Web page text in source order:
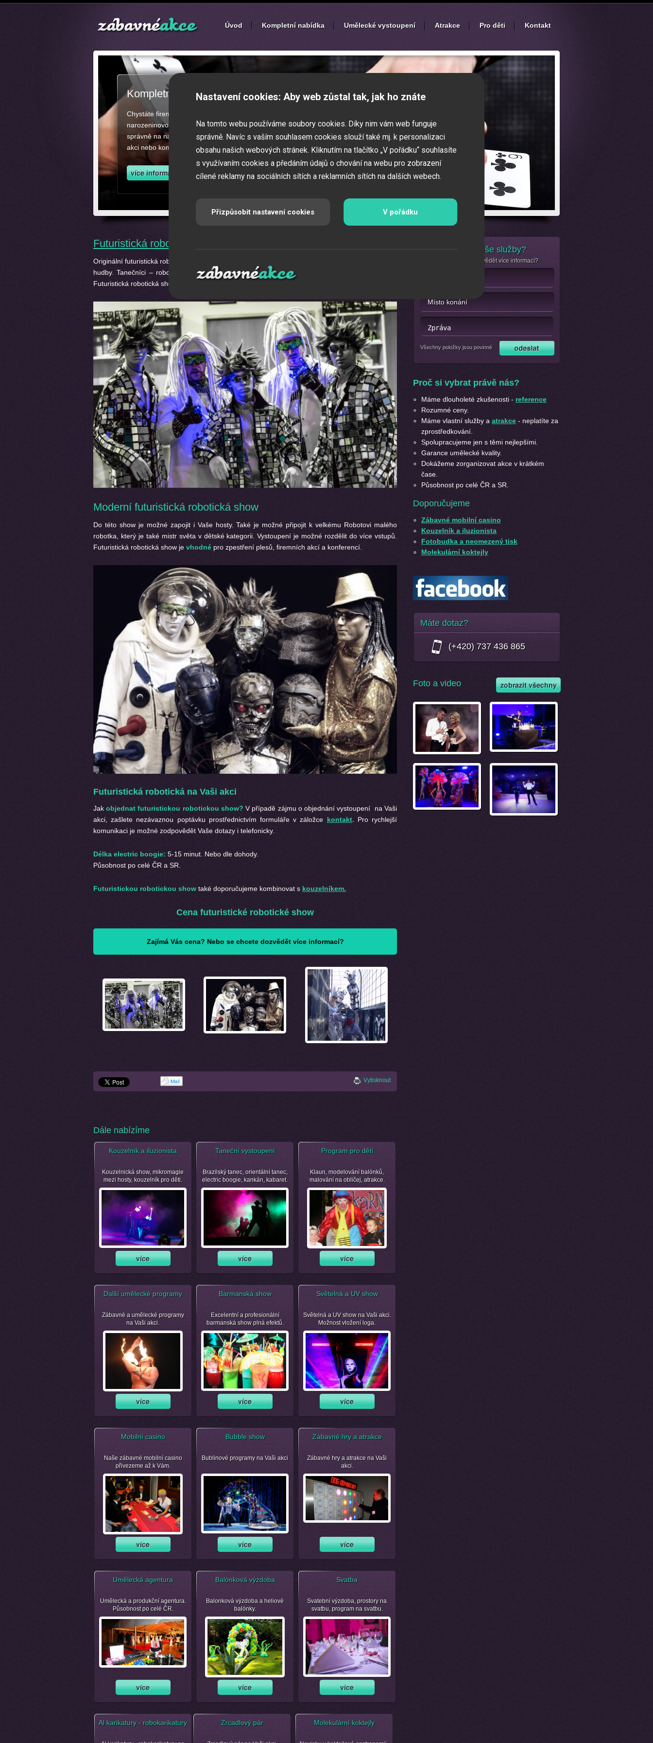
Úvod Kompletní nabídka Umělecké vystoupení Atrakce Pro děti Kontakt
Kompletní zajištěnízábavných akcí
Chystáte firemní akci, večírek nebo ples? Připravujete svatbu,
narozeninovou oslavu či zábavné představení pro děti? Pak jste
správně na našich stránkách. Zajistíme Vám jednotlivé umělce na Vaši
akci nebo kompletní zajištění zábavných a firemních akcí.
Futuristická robotická show
Originální futuristická robotická show na Vaši akci. Vystoupení je prováděno za doprovodu moderní
hudby. Tanečníci – roboti, přijdou na podium. Kde rozjedou svoji světelnou robo taneční show.
Futuristická robotická show bude patřit mezi ty nejlepší okamžiky a zážitky večera.
Moderní futuristická robotická show
Do této show je možné zapojit i Vaše hosty. Také je možné připojit k velkému Robotovi malého
robotka, který je také mistr světa v dětské kategorii. Vystoupení je možné rozdělit do více vstupů.
Futuristická robotická show je vhodné pro zpestření plesů, firemních akcí a konferencí.
Futuristická robotická na Vaši akci
Jakobjednat futuristickou robotickou show? V případě zájmu o objednání vystoupení na Vaši
akci, zašlete nezávaznou poptávku prostřednictvím formuláře v záložce kontakt. Pro rychlejší
komunikaci je možné zodpovědět Vaše dotazy i telefonicky.
Délka electric boogie: 5-15 minut. Nebo dle dohody.
Působnost po celé ČR a SR.
Futuristickou robotickou show také doporučujeme kombinovat s kouzelníkem.
Cena futuristické robotické show
Zajímá Vás cena? Nebo se chcete dozvědět více informací?
Vytisknout
Dále nabízíme
Kouzelník a iluzionista
Kouzelnická show, mikromagie
mezi hosty, kouzelník pro děti.
Taneční vystoupení
Brazilský tanec, orientální tanec,
electric boogie, kankán, kabaret.
Program pro děti
Klaun, modelování balónků,
malování na obličej, atrakce.
Další umělecké programy
Zábavné a umělecké programy
na Vaši akci.
Barmanská show
Excelentní a profesionální
barmanská show plná efektů.
Světelná a UV show
Světelná a UV show na Vaši akci.
Možnost vložení loga.
Mobilní casino
Naše zábavné mobilní casino
přivezeme až k Vám.
Bubble show
Bublinové programy na Vaši akci
Zábavné hry a atrakce
Zábavné hry a atrakce na Vaši
akci.
Umělecká agentura
Umělecká a produkční agentura.
Působnost po celé ČR.
Balónková výzdoba
Balonková výzdoba a heliové
balónky.
Svatba
Svatební výzdoba, prostory na
svatbu, program na svatbu.
Al karikatury - robokarikatury Zrcadlový pár Molekulární koktejly
Máte zájem o naše služby?
Nebo se jen chcete dozvědět více informací?
Všechny položky jsou povinné
Proč si vybrat právě nás?
Máme dlouholeté zkušenosti - reference
Rozumné ceny.
Máme vlastní služby a atrakce - neplatíte za
zprostředkování.
Spolupracujeme jen s těmi nejlepšími.
Garance umělecké kvality.
Dokážeme zorganizovat akce v krátkém
čase.
Působnost po celé ČR a SR.
Doporučujeme
Zábavné mobilní casino
Kouzelník a iluzionista
Fotobudka a neomezený tisk
Molekulární koktejly
Máte dotaz?
(+420) 737 436 865
Foto a video
Nastavení cookies: Aby web zůstal tak, jak ho znáte
Na tomto webu používáme soubory cookies. Díky nim vám web funguje
správně. Navíc s vaším souhlasem cookies slouží také mj. k personalizaci
obsahu našich webových stránek. Kliknutím na tlačítko „V pořádku“ souhlasíte
s využívaním cookies a předáním údajů o chování na webu pro zobrazení
cílené reklamy na sociálních sítích a reklamních sítích na dalších webech.
Přizpůsobit nastavení cookies V pořádku